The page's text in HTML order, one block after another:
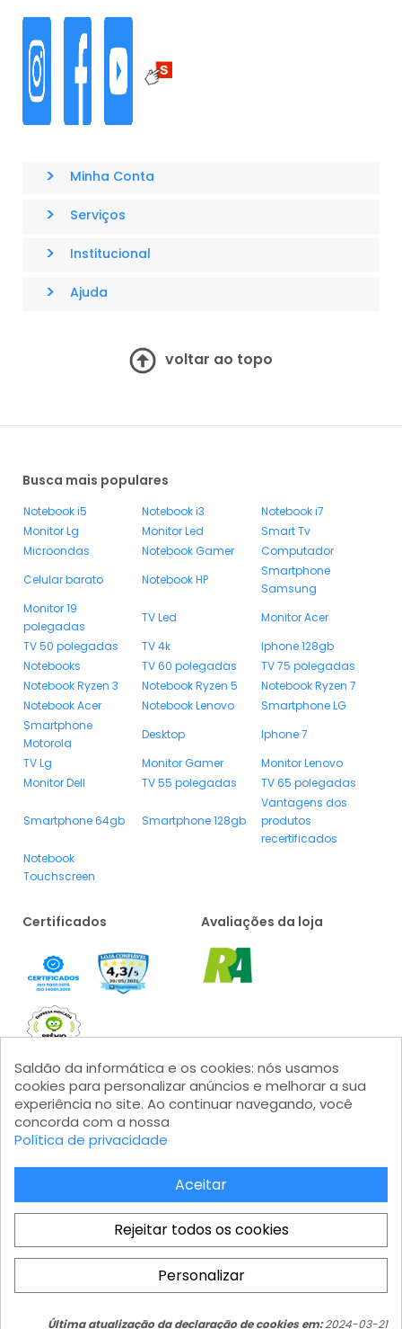
COMPRAR
> Minha Conta
> Serviços
> Institucional
> Ajuda
voltar ao topo
Busca mais populares
Notebook i5 Notebook i3
Notebook i7
Monitor Lg
Monitor Led
Smart Tv
Microondas
Notebook Gamer
Computador
Celular barato
Notebook HP
Smartphone
Samsung
Monitor 19
polegadas
TV Led
Monitor Acer
TV 50 polegadas
TV 4k
Iphone 128gb
Notebooks
TV 60 polegadas
TV 75 polegadas
Notebook Ryzen 3
Notebook Ryzen 5
Notebook Ryzen 7
Notebook Acer
Notebook Lenovo
Smartphone LG
Smartphone
Motorola
Desktop
Iphone 7
TV Lg
Monitor Gamer
Monitor Lenovo
Monitor Dell
TV 55 polegadas TV 65 polegadas
Smartphone 64gb Smartphone 128gb
Vantagens dos
produtos
recertificados
Notebook
Touchscreen
Certificados Avaliações da loja
Formas de pagamento
Saldão da Informática LTDA - CNPJ: 15.383.046/0001-04 - IE:
206.162.139.111 Av. Marginal Projetada, 1810 - Jardim Mutinga - Barueri
- SP - Modular 2 - Castelo Branco - Galpão 08 - CEP 06460-200
Saldão da informática e os cookies: nós usamos
cookies para personalizar anúncios e melhorar a sua
experiência no site. Ao continuar navegando, você
concorda com a nossa
Política de privacidade
Aceitar
Rejeitar todos os cookies
Personalizar
Última atualização da declaração de cookies em:2024-03-21